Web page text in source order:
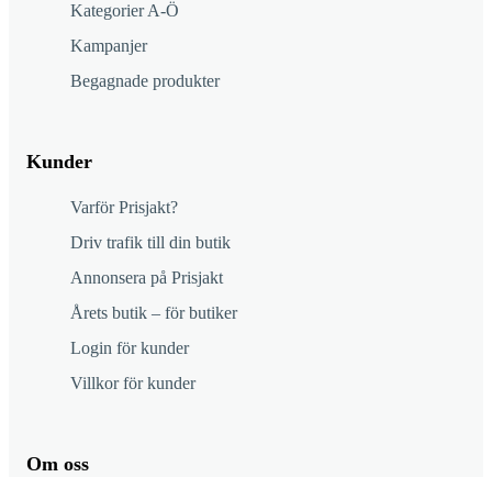
Kategorier A-Ö
Kampanjer
Begagnade produkter
Kunder
Varför Prisjakt?
Driv trafik till din butik
Annonsera på Prisjakt
Årets butik – för butiker
Login för kunder
Villkor för kunder
Om oss